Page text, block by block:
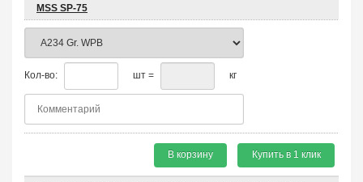
MSS SP-75
Кол-во: шт = кг
В корзину Купить в 1 клик